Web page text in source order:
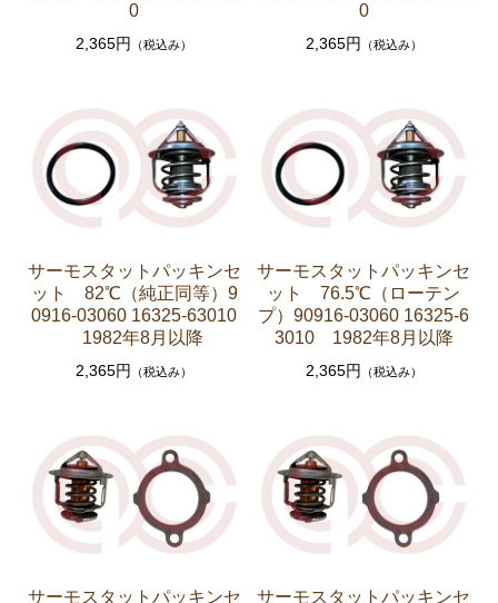
エンジンパーツ M-TEU
冷却パーツ（ポンプ サーモスタット ファン ファ
ンカップリング ホース類 など）
ブレーキパーツ（マスターシリンダー リペアキッ
ト ホース など）
クラッチパーツ（マスターシリンダー クラッチレリ
ーズシリンダー オーバーホールキット など）
ステアリングパーツ（各種リペアキット ラックブー
ツ ラックエンド タイロッドエンド など）
足回りパーツ（アッパーマウント ベアリング ボー
燃料パーツ（ポンプ フィルター ダンパー センダ
ーゲージなど）
駆動パーツ（センターサポートベアリング ドライブ
シャフトブーツ デフなど）
0
2,365円 （税込み）
0
2,365円 （税込み）
サーモスタットパッキンセ
ット 82℃（純正同等）9
0916-03060 16325-63010
1982年8月以降
2,365円 （税込み）
サーモスタットパッキンセ
ット 76.5℃（ローテン
プ）90916-03060 16325-6
3010 1982年8月以降
2,365円 （税込み）
サーモスタットパッキンセ
サーモスタットパッキンセ